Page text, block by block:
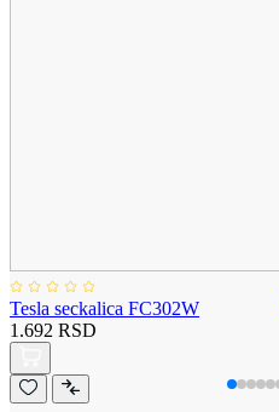
Tesla seckalica FC302W
1.692 RSD